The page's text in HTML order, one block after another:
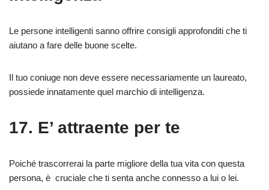
Le persone intelligenti sanno offrire consigli approfonditi che ti
aiutano a fare delle buone scelte.
Il tuo coniuge non deve essere necessariamente un laureato,
possiede innatamente quel marchio di intelligenza.
17. E’ attraente per te
Poiché trascorrerai la parte migliore della tua vita con questa
persona, è cruciale che ti senta anche connesso a lui o lei.